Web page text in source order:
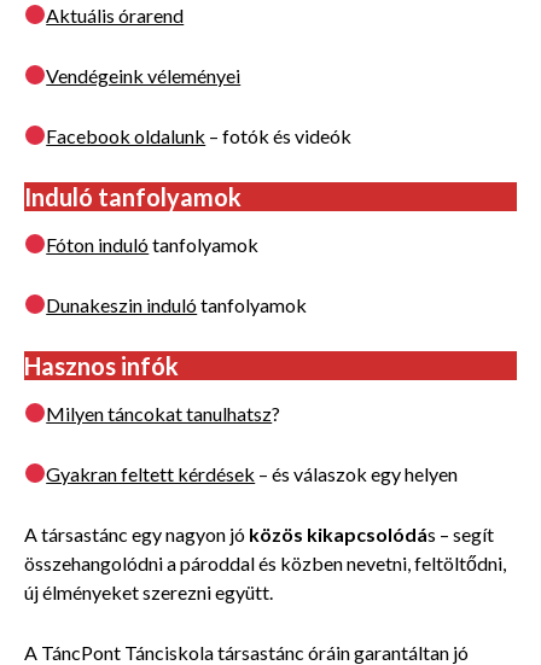
Aktuális órarend
Vendégeink véleményei
Facebook oldalunk – fotók és videók
Induló tanfolyamok
Fóton indulótanfolyamok
Dunakeszin indulótanfolyamok
Hasznos infók
Milyen táncokat tanulhatsz?
Gyakran feltett kérdések – és válaszok egy helyen
A társastánc egy nagyon jó közös kikapcsolódás – segít
összehangolódni a pároddal és közben nevetni, feltöltődni,
új élményeket szerezni együtt.
A TáncPont Tánciskola társastánc óráin garantáltan jó